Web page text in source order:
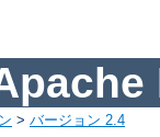
> バージョン 2.4